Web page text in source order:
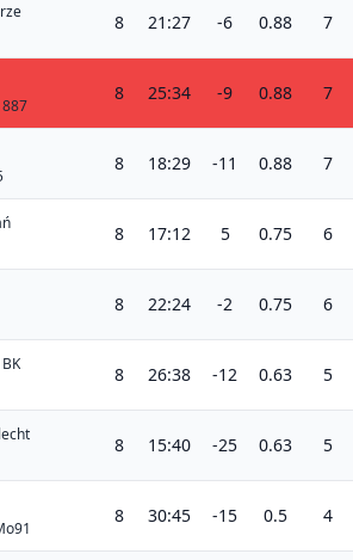
8 21:27 -6 0.88 7
8 25:34 -9 0.88 7
8 18:29 -11 0.88 7
8 17:12 5 0.75 6
8 22:24 -2 0.75 6
8 26:38 -12 0.63 5
8 15:40 -25 0.63 5
8 30:45 -15 0.5 4